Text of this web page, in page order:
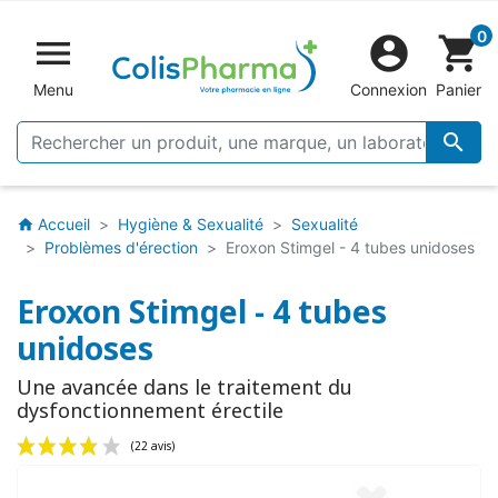

Menu


Connexion
shopping_cart0
Panier
home Accueil Hygiène & Sexualité
Sexualité
Problèmes d'érection
Eroxon Stimgel - 4 tubes unidoses
Eroxon Stimgel - 4 tubes
unidoses
Une avancée dans le traitement du
dysfonctionnement érectile